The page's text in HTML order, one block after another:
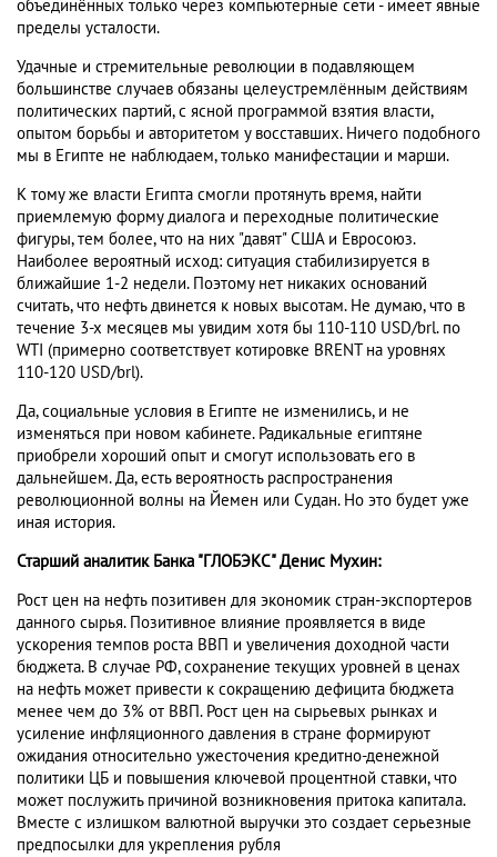
объединённых только через компьютерные сети - имеет явные
пределы усталости.
Удачные и стремительные революции в подавляющем
большинстве случаев обязаны целеустремлённым действиям
политических партий, с ясной программой взятия власти,
опытом борьбы и авторитетом у восставших. Ничего подобного
мы в Египте не наблюдаем, только манифестации и марши.
К тому же власти Египта смогли протянуть время, найти
приемлемую форму диалога и переходные политические
фигуры, тем более, что на них "давят" США и Евросоюз.
Наиболее вероятный исход: ситуация стабилизируется в
ближайшие 1-2 недели. Поэтому нет никаких оснований
считать, что нефть двинется к новых высотам. Не думаю, что в
течение 3-х месяцев мы увидим хотя бы 110-110 USD/brl. по
WTI (примерно соответствует котировке BRENT на уровнях
110-120 USD/brl).
Да, социальные условия в Египте не изменились, и не
изменяться при новом кабинете. Радикальные египтяне
приобрели хороший опыт и смогут использовать его в
дальнейшем. Да, есть вероятность распространения
революционной волны на Йемен или Судан. Но это будет уже
иная история.
Старший аналитик Банка "ГЛОБЭКС" Денис Мухин:
Рост цен на нефть позитивен для экономик стран-экспортеров
данного сырья. Позитивное влияние проявляется в виде
ускорения темпов роста ВВП и увеличения доходной части
бюджета. В случае РФ, сохранение текущих уровней в ценах
на нефть может привести к сокращению дефицита бюджета
менее чем до 3% от ВВП. Рост цен на сырьевых рынках и
усиление инфляционного давления в стране формируют
ожидания относительно ужесточения кредитно-денежной
политики ЦБ и повышения ключевой процентной ставки, что
может послужить причиной возникновения притока капитала.
Вместе с излишком валютной выручки это создает серьезные
предпосылки для укрепления рубля